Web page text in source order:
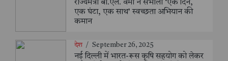
राज्यमंत्री बी.एल. वर्मा ने संभाली ‘एक दिन,
एक घंटा, एक साथ’ स्वच्छता अभियान की
कमान
देश / September 26, 2025
नई दिल्ली में भारत-रूस कृषि सहयोग को लेकर